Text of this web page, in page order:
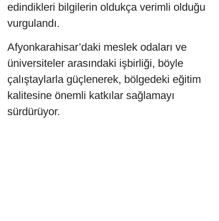
edindikleri bilgilerin oldukça verimli olduğu
vurgulandı.
Afyonkarahisar’daki meslek odaları ve
üniversiteler arasındaki işbirliği, böyle
çalıştaylarla güçlenerek, bölgedeki eğitim
kalitesine önemli katkılar sağlamayı
sürdürüyor.